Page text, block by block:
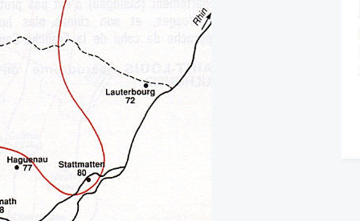
allons-
glacial ?
Phénomènes optiques / Brouillard
Prévisions météo
Explication des phénomènes
6 Août 2026
Éclipse solaire du 12 août : où
sera-t-elle la mieux visible en
France ?